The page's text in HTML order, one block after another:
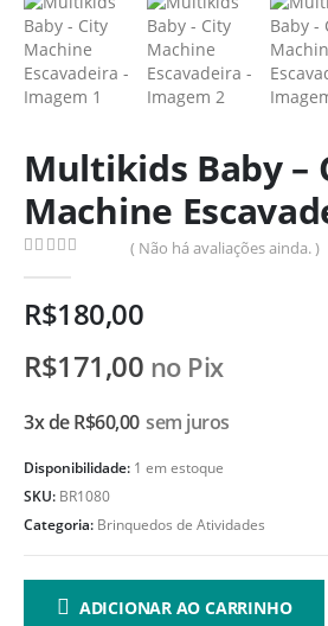
Multikids Baby –
Machine
( Não há avaliações ainda. )
R$180,00
R$171,00 no Pix
3x deR$60,00 sem juros
Disponibilidade: 1 em estoque
SKU: BR1080
Categoria: Brinquedos de Atividades
ADICIONAR AO CARRINHO